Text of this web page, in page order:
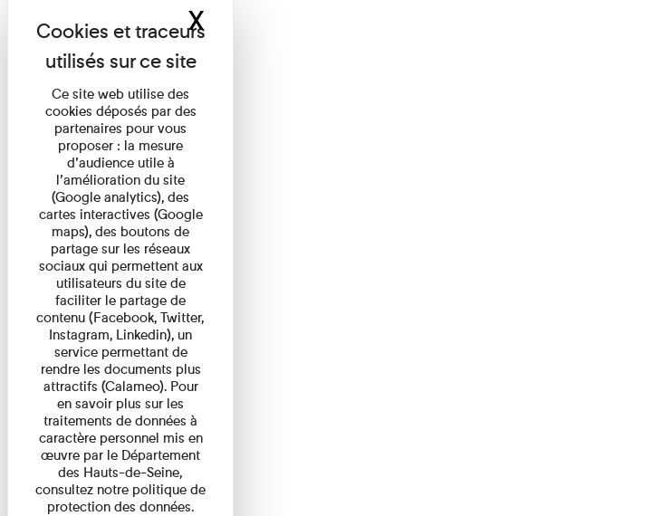
Ce site web utilise des
cookies déposés par des
partenaires pour vous
proposer : la mesure
d’audience utile à
l’amélioration du site
(Google analytics), des
cartes interactives (Google
maps), des boutons de
partage sur les réseaux
sociaux qui permettent aux
utilisateurs du site de
faciliter le partage de
contenu (Facebook, Twitter,
Instagram, Linkedin), un
service permettant de
rendre les documents plus
attractifs (Calameo). Pour
en savoir plus sur les
traitements de données à
caractère personnel mis en
œuvre par le Département
des Hauts-de-Seine,
consultez notre politique de
protection des données.
XMasquer le bandeau des cookies